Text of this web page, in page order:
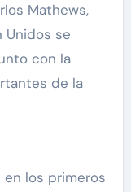
Mathews,
Unidos se
con la
de la
en los primeros